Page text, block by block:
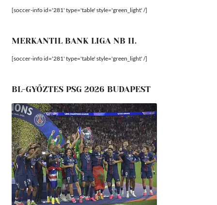
[soccer-info id='281' type='table' style='green_light' /]
MERKANTIL BANK LIGA NB II.
[soccer-info id='281' type='table' style='green_light' /]
BL-GYŐZTES PSG 2026 BUDAPEST